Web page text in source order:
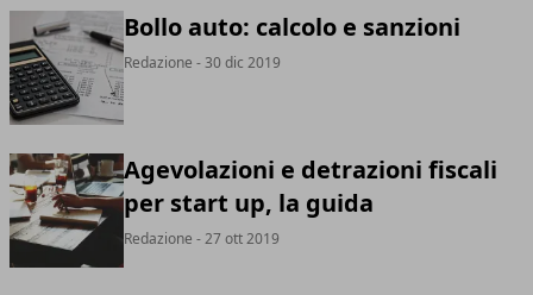
Bollo auto: calcolo e sanzioni
Redazione - 30 dic 2019
Agevolazioni e detrazioni fiscali
per start up, la guida
Redazione - 27 ott 2019